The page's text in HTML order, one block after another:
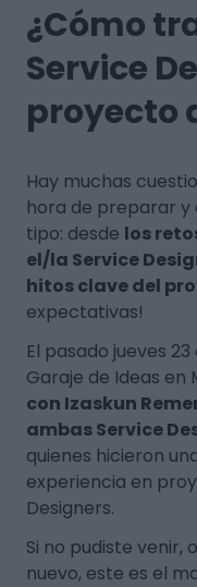
¿Cómo
Service
proyecto
Hay muchas
hora de preparar
tipo: desde los
el/la Service
hitos clave del
expectativas!
El pasado jueves
Garaje de Ideas en
con Izaskun
ambas Service
quienes hicieron
experiencia en
Designers.
Si no pudiste venir,
nuevo, este es el